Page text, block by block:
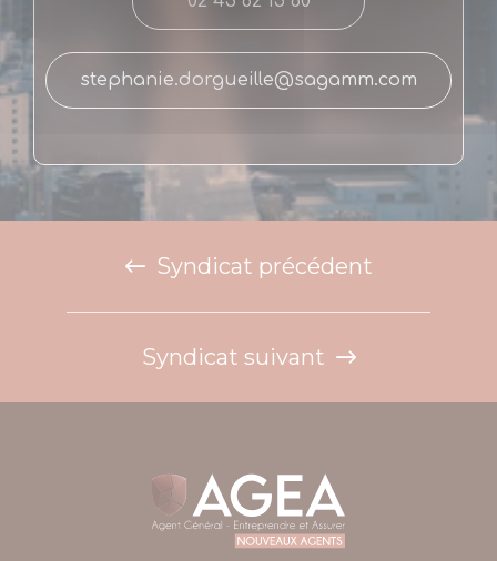
stephanie.dorgueille@sagamm.com
Syndicat précédent
Syndicat suivant